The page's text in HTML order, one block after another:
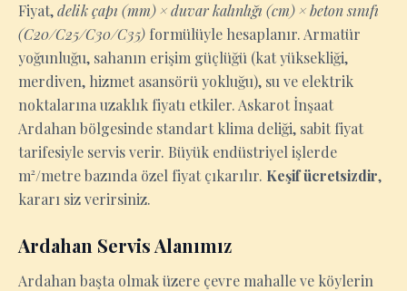
Fiyat,delik çapı (mm) × duvar kalınlığı (cm) × beton sınıfı
(C20/C25/C30/C35) formülüyle hesaplanır. Armatür
yoğunluğu, sahanın erişim güçlüğü (kat yüksekliği,
merdiven, hizmet asansörü yokluğu), su ve elektrik
noktalarına uzaklık fiyatı etkiler. Askarot İnşaat
Ardahan bölgesinde standart klima deliği, sabit fiyat
tarifesiyle servis verir. Büyük endüstriyel işlerde
m²/metre bazında özel fiyat çıkarılır. Keşif ücretsizdir,
kararı siz verirsiniz.
Ardahan Servis Alanımız
Ardahan başta olmak üzere çevre mahalle ve köylerin